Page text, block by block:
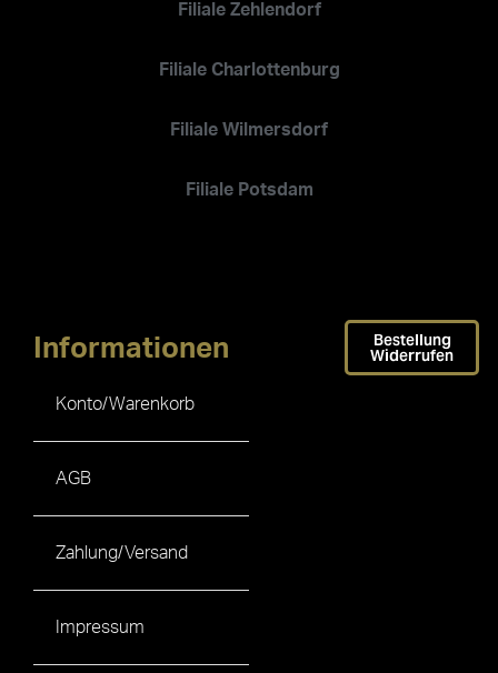
Filiale Zehlendorf
Filiale Charlottenburg
Filiale Wilmersdorf
Filiale Potsdam
Informationen
Konto/Warenkorb
AGB
Zahlung/Versand
Impressum
Bestellung
Widerrufen